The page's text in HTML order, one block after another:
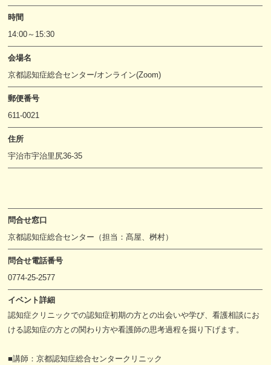
時間
14:00～15:30
会場名
京都認知症総合センター/オンライン(Zoom)
郵便番号
611-0021
住所
宇治市宇治里尻36-35
問合せ窓口
京都認知症総合センター（担当：髙屋、桝村）
問合せ電話番号
0774-25-2577
イベント詳細
認知症クリニックでの認知症初期の方との出会いや学び、看護相談にお
ける認知症の方との関わり方や看護師の思考過程を掘り下げます。
■講師：京都認知症総合センタークリニック